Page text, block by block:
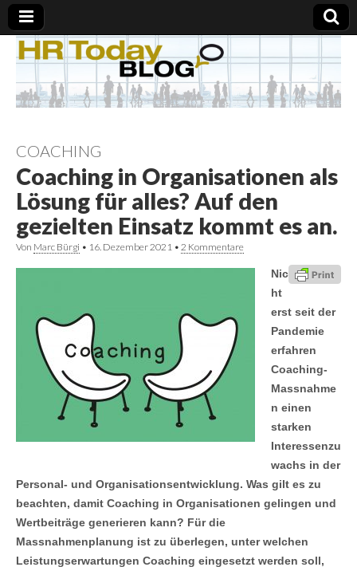
COACHING
Coaching in Organisationen als
Lösung für alles? Auf den
gezielten Einsatz kommt es an.
Von Marc Bürgi • 16. Dezember 2021 • 2 Kommentare
Nic
ht
erst seit der
Pandemie
erfahren
Coaching-
Massnahme
n einen
starken
Interessenzu
wachs in der
Personal- und Organisationsentwicklung. Was gilt es zu
beachten, damit Coaching in Organisationen gelingen und
Wertbeiträge generieren kann? Für die
Massnahmenplanung ist zu überlegen, unter welchen
Leistungserwartungen Coaching eingesetzt werden soll,